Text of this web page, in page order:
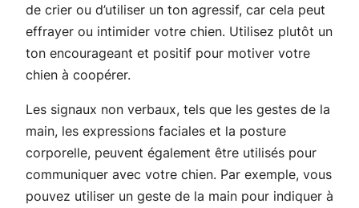
de crier ou d’utiliser un ton agressif, car cela peut
effrayer ou intimider votre chien. Utilisez plutôt un
ton encourageant et positif pour motiver votre
chien à coopérer.
Les signaux non verbaux, tels que les gestes de la
main, les expressions faciales et la posture
corporelle, peuvent également être utilisés pour
communiquer avec votre chien. Par exemple, vous
pouvez utiliser un geste de la main pour indiquer à